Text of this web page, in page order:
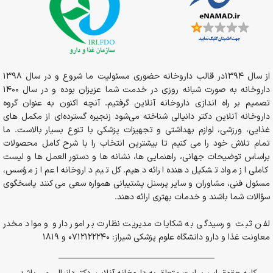
گوشت مرغ
گوشت بره
ماهی،( به خصوص ماهی ساردین و ماهی تن)
محصولات لبنی مثل شیر، پنیر و ماست
تخم مرغ
از سال 1394در قالب داروخانه حضوری مسئولیت ما شروع و در سال 1398
داروخانه به صورت شبانه روزی در خدمت شما عزیزان بوده و در سال 1400
تصمیم بر راه اندازی داروخانه آنلاین گرفتیم. آنچه اکنون به عنوان گروه
داروخانه آنلاین دکتر دانیالی شناخته می‌شود زنجیره گسترده‌ای از مکمل های
غذایی، ورزشی، لوازم بهداشتی و تجهیزات پزشکی با تنوع بسیار بالاست. ما
تمام تلاش خود را می کنیم تا بیشترین انتخاب را با شرح کامل محصولات
براساس توضیحات جهانی، راهنمایی ها، نشانه ها و دستور العمل ها و لیست
کاملی از مواد تشکیل دهنده ارائه دهیم. کل تیم داروخانه اعم از مؤسس،
مسئول فنی، مشاوران و سایر پرسنل پشتیبانی همواره سعی می کنند پاسخگوی
سؤالات شما باشند و خدمات بهتری ارائه دهند.
لفن ثبت و رسیدگی به شکایات مدیریت نظارت بر امور دارو و مواد مخدر
معاونت غذا و دارو دانشگاه علوم پزشکی شیراز: 0712122240 و 1819